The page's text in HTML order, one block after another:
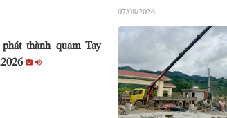
thành quam Tay
07/08/2026